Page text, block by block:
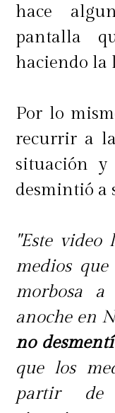
hace
pantalla
haciendo la
Por lo
recurrir a
situación
desmintió a
"Este video
medios
morbosa
anoche en
no
que los
partir de